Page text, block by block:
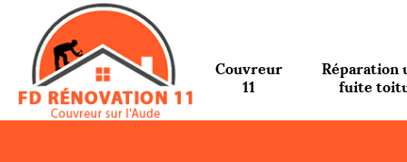
Couvreur
11
Réparation
fuite